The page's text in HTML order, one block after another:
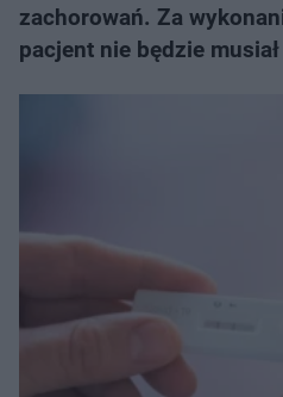
zachorowań. Za
pacjent nie będzie musiał